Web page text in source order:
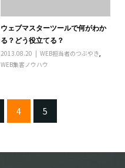
ウェブマスターツールで何がわか
る？どう役立てる？
2013.08.20 WEB担当者のつぶやき
WEB集客ノウハウ
4 5